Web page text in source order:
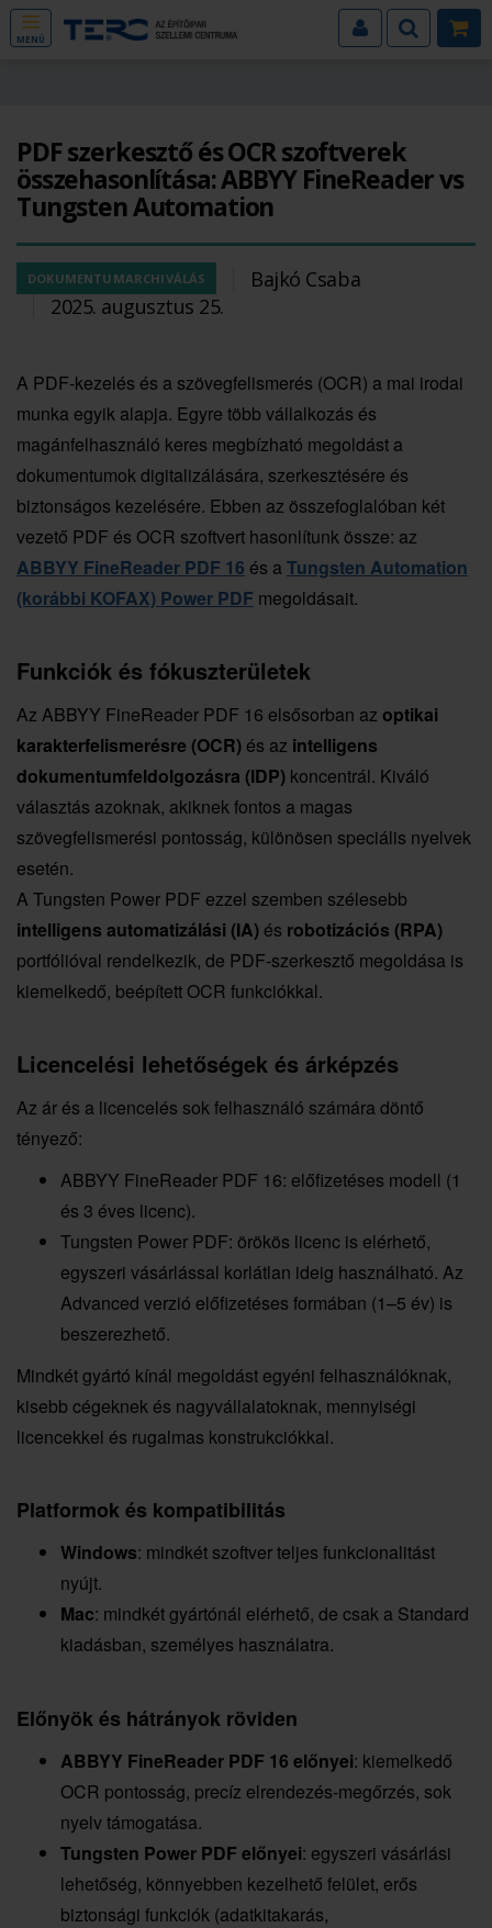
MENÜ
PDF szerkesztő és OCR szoftverek
összehasonlítása: ABBYY FineReader vs
Tungsten Automation
DOKUMENTUMARCHIVÁLÁS
Bajkó Csaba
2025. augusztus 25.
A PDF-kezelés és a szövegfelismerés (OCR) a mai irodai
munka egyik alapja. Egyre több vállalkozás és
magánfelhasználó keres megbízható megoldást a
dokumentumok digitalizálására, szerkesztésére és
biztonságos kezelésére. Ebben az összefoglalóban két
vezető PDF és OCR szoftvert hasonlítunk össze: az
ABBYY FineReader PDF 16 és aTungsten Automation
(korábbi KOFAX) Power PDF megoldásait.
Funkciók és fókuszterületek
Az ABBYY FineReader PDF 16 elsősorban az optikai
karakterfelismerésre (OCR) és az intelligens
dokumentumfeldolgozásra (IDP) koncentrál. Kiváló
választás azoknak, akiknek fontos a magas
szövegfelismerési pontosság, különösen speciális nyelvek
esetén.
A Tungsten Power PDF ezzel szemben szélesebb
intelligens automatizálási (IA) és robotizációs (RPA)
portfólióval rendelkezik, de PDF-szerkesztő megoldása is
kiemelkedő, beépített OCR funkciókkal.
Licencelési lehetőségek és árképzés
Az ár és a licencelés sok felhasználó számára döntő
tényező:
ABBYY FineReader PDF 16: előfizetéses modell (1
és 3 éves licenc).
Tungsten Power PDF: örökös licenc is elérhető,
egyszeri vásárlással korlátlan ideig használható. Az
Advanced verzió előfizetéses formában (1–5 év) is
beszerezhető.
Mindkét gyártó kínál megoldást egyéni felhasználóknak,
kisebb cégeknek és nagyvállalatoknak, mennyiségi
licencekkel és rugalmas konstrukciókkal.
Platformok és kompatibilitás
Windows: mindkét szoftver teljes funkcionalitást
nyújt.
Mac: mindkét gyártónál elérhető, de csak a Standard
kiadásban, személyes használatra.
Előnyök és hátrányok röviden
ABBYY FineReader PDF 16 előnyei: kiemelkedő
OCR pontosság, precíz elrendezés-megőrzés, sok
nyelv támogatása.
Tungsten Power PDF előnyei: egyszeri vásárlási
lehetőség, könnyebben kezelhető felület, erős
biztonsági funkciók (adatkitakarás,